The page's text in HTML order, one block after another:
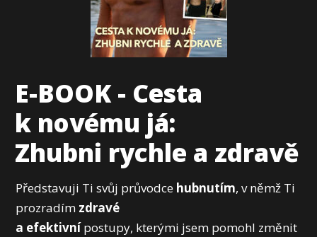
E-BOOK - Cesta
k novému já:
Zhubni rychle a zdravě
Představuji Ti svůj průvodce hubnutím, v němž Ti
prozradím zdravé
a efektivnípostupy, kterými jsem pomohl změnit